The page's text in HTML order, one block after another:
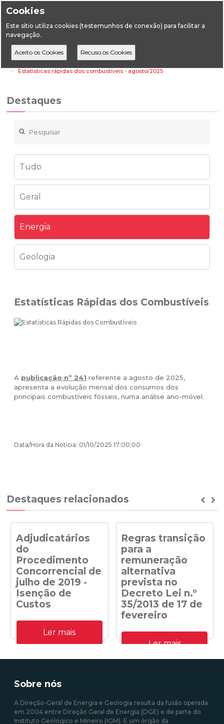
Cookies
Este sítio utiliza cookies (testemunhos de conexão) para facilitar a
navegação.
HomeDestaques
Energia
Estatísticas rápidas dos combustíveis - agosto/2025
Destaques
Tudo
Geral
Energia
Geologia
Estatísticas Rápidas dos Combustíveis
A publicação nº 241 referente a agosto de 2025,
apresenta a evolução mensal dos consumos dos
principais combustíveis fósseis, numa análise ano-móvel.
Data/Hora da Notícia: 01/10/2025 17:00:00
Destaques relacionados
Adjudicatários
do
Procedimento
Concorrencial de
julho de 2019 -
Isenção de
Custos
Adjudicatários do
Procedimento
Concorrencial de julho de
capacidade de receção na
produzida em centrais
solares fotovoltaicas -
Ler mais
Regras transição
para a
remuneração
alternativa
prevista no
Decreto Lei n.º
35/2013 de 17 de
fevereiro
Despacho n.º
41/DGEG/2020: Regras
10/08/2020 12:00:00
Ler mais
Sobre nós
A Direção-Geral de Energia e Geologia resulta da fusão operada
em 2004 entre Direção Geral de Energia (DGE) e de parte do
Instituto Geológico e Mineiro (IGM). É um órgão da